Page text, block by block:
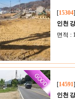
[15304
인천
면적 :
[14591
인천